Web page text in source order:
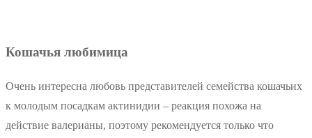
Кошачья любимица
Очень интересна любовь представителей семейства кошачьих
к молодым посадкам актинидии – реакция похожа на
действие валерианы, поэтому рекомендуется только что